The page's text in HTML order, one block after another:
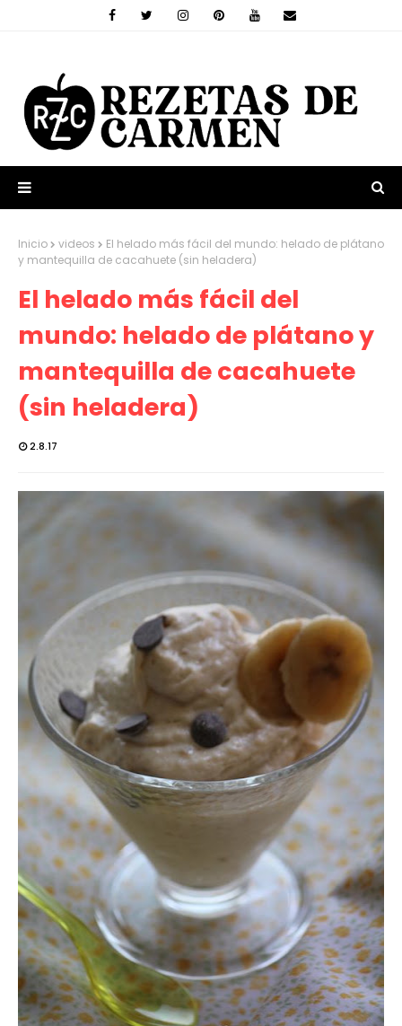
Inicio videos
El helado más fácil del mundo: helado de plátano
y mantequilla de cacahuete (sin heladera)
El helado más fácil del
mundo: helado de plátano y
mantequilla de cacahuete
(sin heladera)
2.8.17